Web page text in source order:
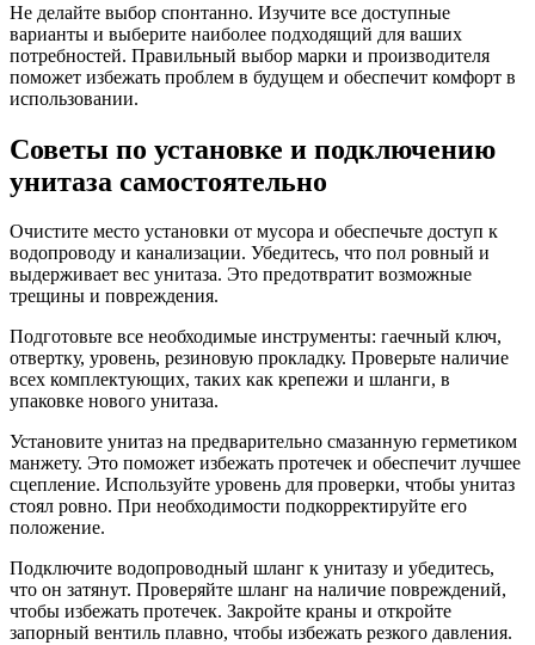
Не делайте выбор спонтанно. Изучите все доступные
варианты и выберите наиболее подходящий для ваших
потребностей. Правильный выбор марки и производителя
поможет избежать проблем в будущем и обеспечит комфорт в
использовании.
Советы по установке и подключению
унитаза самостоятельно
Очистите место установки от мусора и обеспечьте доступ к
водопроводу и канализации. Убедитесь, что пол ровный и
выдерживает вес унитаза. Это предотвратит возможные
трещины и повреждения.
Подготовьте все необходимые инструменты: гаечный ключ,
отвертку, уровень, резиновую прокладку. Проверьте наличие
всех комплектующих, таких как крепежи и шланги, в
упаковке нового унитаза.
Установите унитаз на предварительно смазанную герметиком
манжету. Это поможет избежать протечек и обеспечит лучшее
сцепление. Используйте уровень для проверки, чтобы унитаз
стоял ровно. При необходимости подкорректируйте его
положение.
Подключите водопроводный шланг к унитазу и убедитесь,
что он затянут. Проверяйте шланг на наличие повреждений,
чтобы избежать протечек. Закройте краны и откройте
запорный вентиль плавно, чтобы избежать резкого давления.